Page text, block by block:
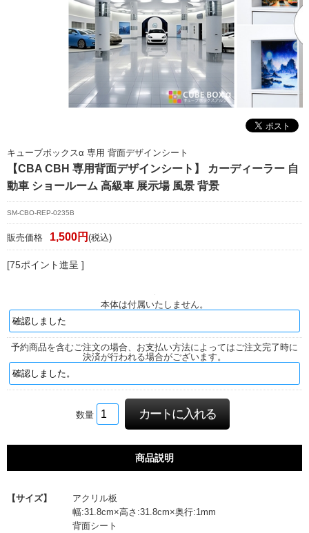
イページ/会員登録
定商取引法に基づく表記
キューブボックスα 専用 背面デザインシート
【CBA CBH 専用背面デザインシート】 カーディーラー 自
動車 ショールーム 高級車 展示場 風景 背景
SM-CBO-REP-0235B
販売価格 1,500円 (税込)
[75ポイント進呈 ]
本体は付属いたしません。
予約商品を含むご注文の場合、お支払い方法によってはご注文完了時に
決済が行われる場合がございます。
数量
商品説明
【サイズ】
アクリル板
幅:31.8cm×高さ:31.8cm×奥行:1mm
背面シート